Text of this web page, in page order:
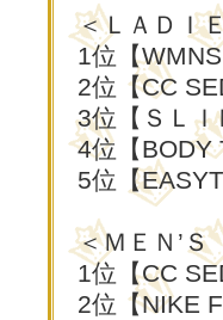
＜ＬＡＤＩ
1位【
2位【CC
3位【ＳＬ
4位【BODY
5位【
＜ＭＥＮ’
1位【CC
2位【NIKE